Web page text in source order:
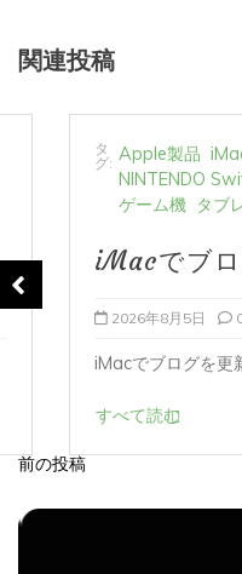
関連投稿
Apple製品 iMac
NINTENDO Switch２
ゲーム機
タブレット
iMacでブログ
2026年8月5日 1
iMacでブログを更新し
すべて読む
投
前の投稿